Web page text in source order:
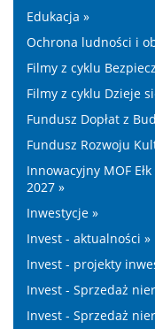
Edukacja »
Ochrona ludności i
Filmy z cyklu
Filmy z cyklu Dzieje
Fundusz Dopłat z
Fundusz Rozwoju
Innowacyjny MOF
2027 »
Inwestycje »
Invest - aktualności »
Invest - projekty
Invest - Sprzedaż
Invest - Sprzedaż